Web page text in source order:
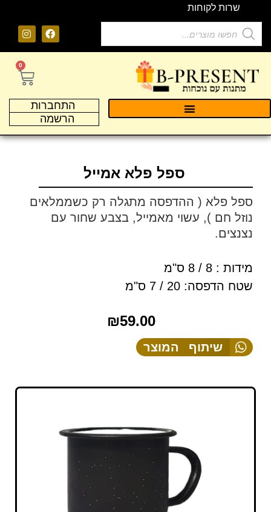
שרות לקוחות
התחברות
הרשמה
0
ספל פלא אמייל
ספל פלא ( ההדפסה מתגלה רק כשממלאים
נוזל חם ), עשוי מאמייל, בצבע שחור עם
נצנצים.
מידות : 8 / 8 ס"מ
שטח הדפסה: 20 / 7 ס"מ
₪59.00
שיתוף המוצר